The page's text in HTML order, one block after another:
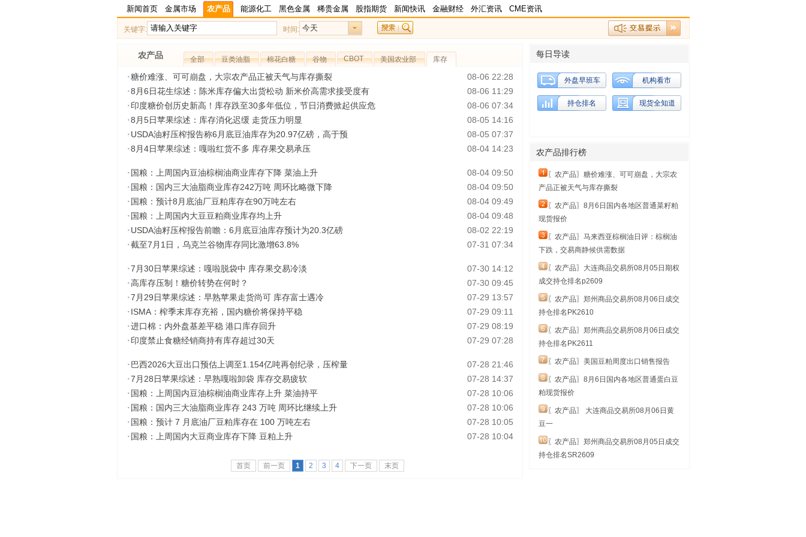
新闻首页 金属市场 农产品 能源化工 黑色金属 稀贵金属 股指期货 新闻快讯 金融财经 外汇资讯 CME资讯
关键字: 时间: 今天
每日导读
外盘早班车 机构看市
持仓排名 现货全知道
农产品排行榜
〖农产品〗糖价难涨、可可崩盘，大宗农
产品正被天气与库存撕裂
〖农产品〗8月6日国内各地区普通菜籽粕
现货报价
〖农产品〗马来西亚棕榈油日评：棕榈油
下跌，交易商静候供需数据
〖农产品〗大连商品交易所08月05日期权
成交持仓排名p2609
〖农产品〗郑州商品交易所08月06日成交
持仓排名PK2610
〖农产品〗郑州商品交易所08月06日成交
持仓排名PK2611
〖农产品〗美国豆粕周度出口销售报告
〖农产品〗8月6日国内各地区普通蛋白豆
粕现货报价
〖农产品〗 大连商品交易所08月06日黄
豆一
〖农产品〗郑州商品交易所08月05日成交
持仓排名SR2609
农产品 全部 豆类油脂 棉花白糖 谷物 CBOT 美国农业部 库存
·糖价难涨、可可崩盘，大宗农产品正被天气与库存撕裂 08-06 22:28
·8月6日花生综述：陈米库存偏大出货松动 新米价高需求接受度有 08-06 11:29
·印度糖价创历史新高！库存跌至30多年低位，节日消费掀起供应危 08-06 07:34
·8月5日苹果综述：库存消化迟缓 走货压力明显 08-05 14:16
·USDA油籽压榨报告称6月底豆油库存为20.97亿磅，高于预 08-05 07:37
·8月4日苹果综述：嘎啦红货不多 库存果交易承压 08-04 14:23
· 国粮：上周国内豆油棕榈油商业库存下降 菜油上升 08-04 09:50
· 国粮：国内三大油脂商业库存242万吨 周环比略微下降 08-04 09:50
· 国粮：预计8月底油厂豆粕库存在90万吨左右 08-04 09:49
· 国粮：上周国内大豆豆粕商业库存均上升 08-04 09:48
·USDA油籽压榨报告前瞻：6月底豆油库存预计为20.3亿磅 08-02 22:19
·截至7月1日，乌克兰谷物库存同比激增63.8% 07-31 07:34
·7月30日苹果综述：嘎啦脱袋中 库存果交易冷淡 07-30 14:12
·高库存压制！糖价转势在何时？ 07-30 09:45
·7月29日苹果综述：早熟苹果走货尚可 库存富士遇冷 07-29 13:57
·ISMA：榨季末库存充裕，国内糖价将保持平稳 07-29 09:11
·进口棉：内外盘基差平稳 港口库存回升 07-29 08:19
·印度禁止食糖经销商持有库存超过30天 07-29 07:28
·巴西2026大豆出口预估上调至1.154亿吨再创纪录，压榨量 07-28 21:46
·7月28日苹果综述：早熟嘎啦卸袋 库存交易疲软 07-28 14:37
· 国粮：上周国内豆油棕榈油商业库存上升 菜油持平 07-28 10:06
· 国粮：国内三大油脂商业库存 243 万吨 周环比继续上升 07-28 10:06
· 国粮：预计 7 月底油厂豆粕库存在 100 万吨左右 07-28 10:05
· 国粮：上周国内大豆商业库存下降 豆粕上升 07-28 10:04
首页 前一页 1 2 3 4 下一页 末页